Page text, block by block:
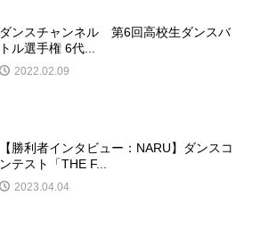
ダンスチャンネル 第6回高校生ダンスバ
トル選手権 6代...
2022.02.09
【勝利者インタビュー：NARU】ダンスコ
ンテスト「THE F...
2023.04.04